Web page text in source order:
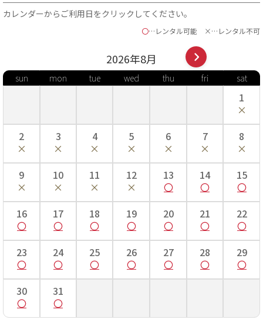
■身丈…長い場合は腰紐で調整します。
■肩裄…手を斜め45度位にして、首のつけ根から肩へかけて一度測
七五三着付け動画はこちら！
カレンダーからご利用日をクリックしてください。
〇…レンタル可能 ×…レンタル不可
2026年8月
sun mon tue wed thu fri sat
1
2 3 4 5 6 7 8
9 10 11 12 13 14 15
16 17 18 19 20 21 22
23 24 25 26 27 28 29
30 31